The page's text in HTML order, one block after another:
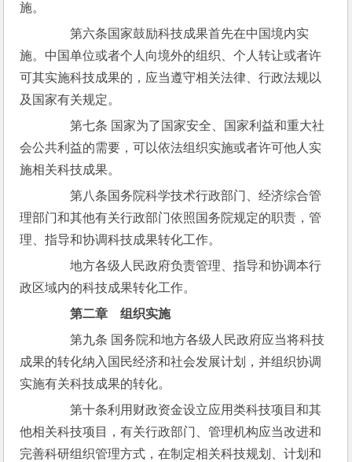
施。
第六条国家鼓励科技成果首先在中国境内实
施。中国单位或者个人向境外的组织、个人转让或者许
可其实施科技成果的，应当遵守相关法律、行政法规以
及国家有关规定。
第七条 国家为了国家安全、国家利益和重大社
会公共利益的需要，可以依法组织实施或者许可他人实
施相关科技成果。
第八条国务院科学技术行政部门、经济综合管
理部门和其他有关行政部门依照国务院规定的职责，管
理、指导和协调科技成果转化工作。
地方各级人民政府负责管理、指导和协调本行
政区域内的科技成果转化工作。
第二章　组织实施
第九条 国务院和地方各级人民政府应当将科技
成果的转化纳入国民经济和社会发展计划，并组织协调
实施有关科技成果的转化。
第十条利用财政资金设立应用类科技项目和其
他相关科技项目，有关行政部门、管理机构应当改进和
完善科研组织管理方式，在制定相关科技规划、计划和